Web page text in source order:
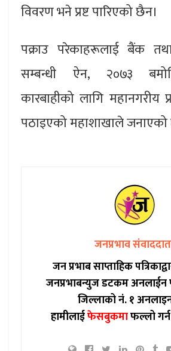
विवरण भने प्रष्ट पारिएको छैन।
पक्राउ परेकाहरूलाई बैंक
सम्बन्धी ऐन, २०७३
कारबाहीको लागि महानगरीय
पठाइएको महाशाखाले जनाएको
जनप्रभाव
जन प्रभाब साप्ताहिक
जनप्रभाबन्युज डटकम अनलाईन
जिल्लाको नं. १
हामीलाईफेसबुकमाफल्लो